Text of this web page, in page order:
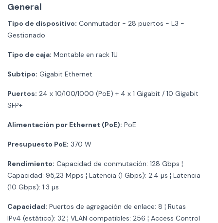
General
Tipo de dispositivo: Conmutador - 28 puertos - L3 -
Gestionado
Tipo de caja: Montable en rack 1U
Subtipo: Gigabit Ethernet
Puertos: 24 x 10/100/1000 (PoE) + 4 x 1 Gigabit / 10 Gigabit
SFP+
Alimentación por Ethernet (PoE): PoE
Presupuesto PoE: 370 W
Rendimiento: Capacidad de conmutación: 128 Gbps ¦
Capacidad: 95,23 Mpps ¦ Latencia (1 Gbps): 2.4 µs ¦ Latencia
(10 Gbps): 1.3 µs
Capacidad: Puertos de agregación de enlace: 8 ¦ Rutas
IPv4 (estático): 32 ¦ VLAN compatibles: 256 ¦ Access Control